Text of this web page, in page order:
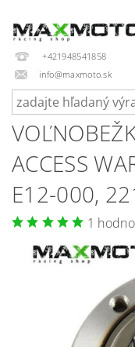
+421948541858
info@maxmoto.sk
ACCESS
E12-000,
1